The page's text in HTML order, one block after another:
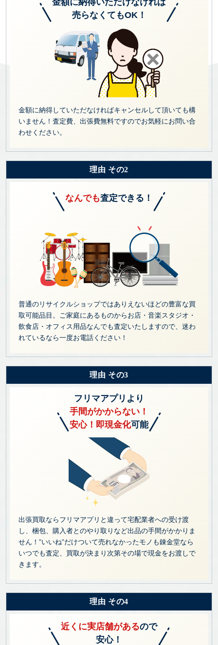
売らなくてもOK！
金額に納得していただなければキャンセルして頂いても構
いません！査定費、出張費無料ですのでお気軽にお問い合
わせください。
理由 その2
なんでも査定できる！
普通のリサイクルショップではありえないほどの豊富な買
取可能品目。ご家庭にあるものからお店・音楽スタジオ・
飲食店・オフィス用品なんでも査定いたしますので、迷わ
れているなら一度お電話ください！
理由 その3
フリマアプリより
手間がかからない！
安心！即現金化可能
出張買取ならフリマアプリと違って宅配業者への受け渡
し、梱包、購入者とのやり取りなど出品の手間がかかりま
せん！”いいね”だけついて売れなかったモノも錬金堂なら
いつでも査定、買取が決まり次第その場で現金をお渡しで
きます。
理由 その4
近くに実店舗があるので
安心！